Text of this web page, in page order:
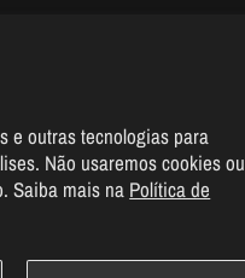
e outras tecnologias para
Não usaremos cookies ou
Saiba mais na Política de